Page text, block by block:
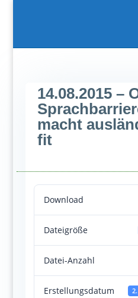
14.08.2015 –
macht
fit
Download
Dateigröße
Datei-Anzahl
Erstellungsdatum